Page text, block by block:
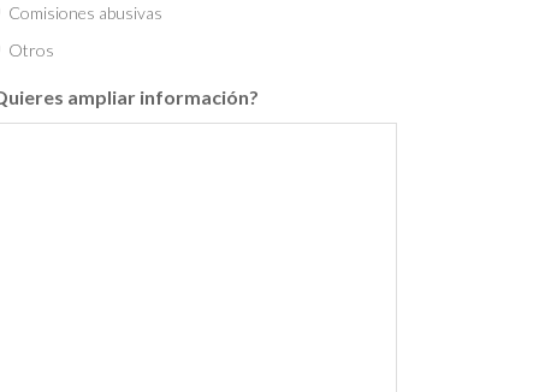
Comisiones abusivas
Otros
ampliar información?